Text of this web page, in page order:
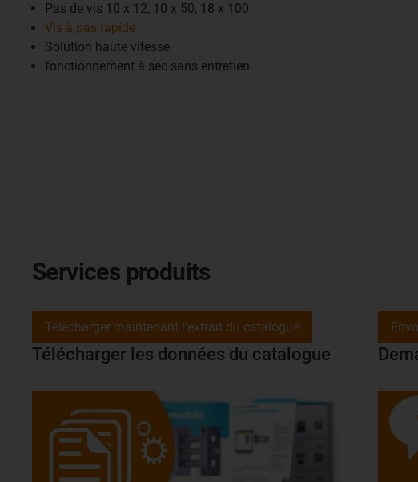
Pas de vis 10 x 12, 10 x 50, 18 x 100
Vis à pas rapide
Solution haute vitesse
fonctionnement à sec sans entretien
Services produits
Télécharger les données du catalogue
Télécharger maintenant l'extrait du catalogue